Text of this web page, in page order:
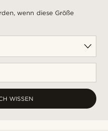
wenn diese Größe
WISSEN